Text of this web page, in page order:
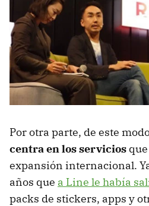
Por otra parte, de este
centra en los servicios
expansión internacional.
años que a Line le había
packs de stickers, apps y